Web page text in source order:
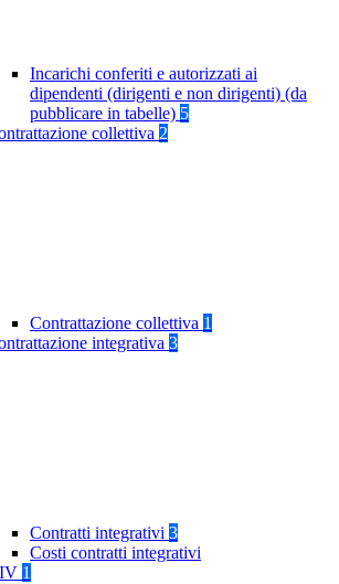
Incarichi conferiti e autorizzati ai
dipendenti (dirigenti e non dirigenti) (da
pubblicare in tabelle) 5
collettiva 2
Contrattazione collettiva 1
integrativa 3
Contratti integrativi 3
Costi contratti integrativi
1